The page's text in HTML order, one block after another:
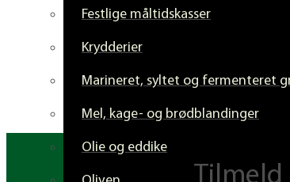
Festlige måltidskasser
Krydderier
Marineret, syltet og fermenteret
Mel, kage- og brødblandinger
Olie og eddike